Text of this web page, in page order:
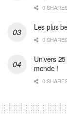
0
Les plus
0
Univers
monde !
0